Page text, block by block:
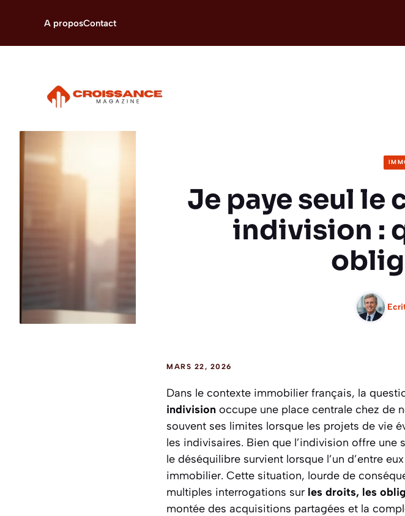
A proposContact
Je paye seul
indivision :
MARS 22, 2026
Dans le contexte immobilier français, la
indivision occupe une place centrale chez de
souvent ses limites lorsque les projets de vie
les indivisaires. Bien que l’indivision offre
le déséquilibre survient lorsque l’un d’entre
immobilier. Cette situation, lourde de
multiples interrogations sur les droits, les
montée des acquisitions partagées et la